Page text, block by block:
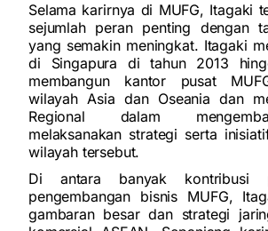
Selama karirnya di MUFG, Itagaki
sejumlah peran penting dengan
yang semakin meningkat. Itagaki
di Singapura di tahun 2013
membangun kantor pusat
wilayah Asia dan Oseania dan
Regional dalam
melaksanakan strategi serta
wilayah tersebut.
Di antara banyak kontribusi
pengembangan bisnis MUFG,
gambaran besar dan strategi